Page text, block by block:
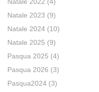
Natale 2023 (9)
Natale 2024 (10)
Natale 2025 (9)
Pasqua 2025 (4)
Pasqua 2026 (3)
Pasqua2024 (3)